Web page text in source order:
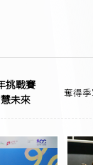
挑戰賽
未來
奪得